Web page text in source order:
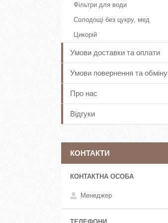
Фільтри для води
Солодощі без цукру, мед
Цикорій
Умови доставки та оплати
Умови повернення та обміну
Про нас
Відгуки
КОНТАКТИ
Менеджер